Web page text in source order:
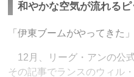
和やかな空気が流れる
「伊東ブームがやってきた」
12月、リーグ・アンの公
その記事でランスのウィル